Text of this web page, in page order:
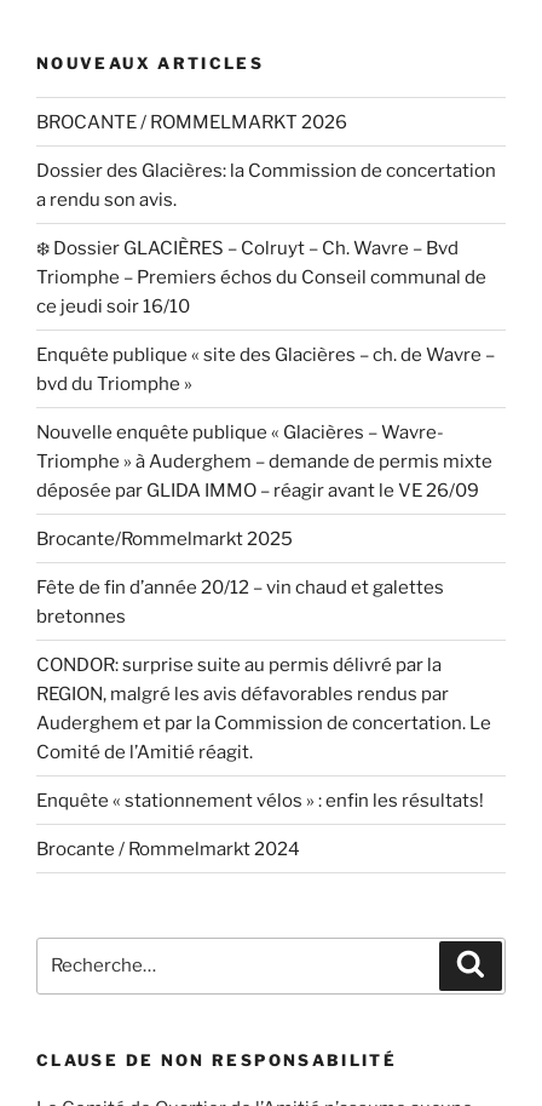
NOUVEAUX ARTICLES
BROCANTE / ROMMELMARKT 2026
Dossier des Glacières: la Commission de concertation
a rendu son avis.
❄️ Dossier GLACIÈRES – Colruyt – Ch. Wavre – Bvd
Triomphe – Premiers échos du Conseil communal de
ce jeudi soir 16/10
Enquête publique « site des Glacières – ch. de Wavre –
bvd du Triomphe »
Nouvelle enquête publique « Glacières – Wavre-
Triomphe » à Auderghem – demande de permis mixte
déposée par GLIDA IMMO – réagir avant le VE 26/09
Brocante/Rommelmarkt 2025
Fête de fin d’année 20/12 – vin chaud et galettes
bretonnes
CONDOR: surprise suite au permis délivré par la
REGION, malgré les avis défavorables rendus par
Auderghem et par la Commission de concertation. Le
Comité de l’Amitié réagit.
Enquête « stationnement vélos » : enfin les résultats!
Brocante / Rommelmarkt 2024
pour
CLAUSE DE NON RESPONSABILITÉ